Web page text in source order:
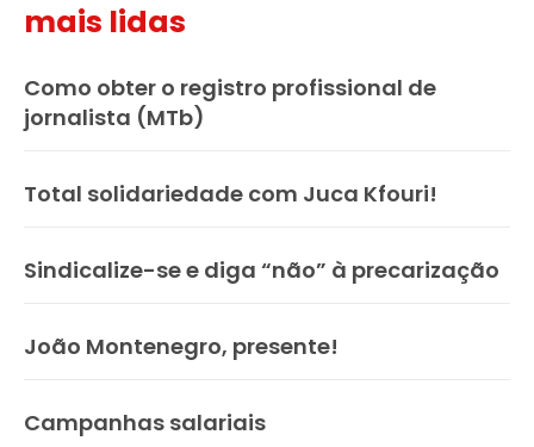
mais lidas
Como obter o registro profissional de
jornalista (MTb)
Total solidariedade com Juca Kfouri!
Sindicalize-se e diga “não” à precarização
João Montenegro, presente!
Campanhas salariais